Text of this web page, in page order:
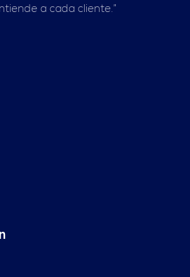
a cada cliente.”